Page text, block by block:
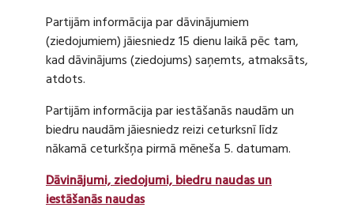
Partijām informācija par dāvinājumiem
(ziedojumiem) jāiesniedz 15 dienu laikā pēc tam,
kad dāvinājums (ziedojums) saņemts, atmaksāts,
atdots.
Partijām informācija par iestāšanās naudām un
biedru naudām jāiesniedz reizi ceturksnī līdz
nākamā ceturkšņa pirmā mēneša 5. datumam.
Dāvinājumi, ziedojumi, biedru naudas un
iestāšanās naudas